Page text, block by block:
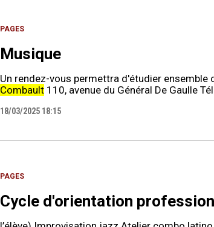
PAGES
Musique
Un rendez-vous permettra d'étudier
Combault110, avenue du Général De Gaulle
18/03/2025 18:15
PAGES
Cycle d'orientation